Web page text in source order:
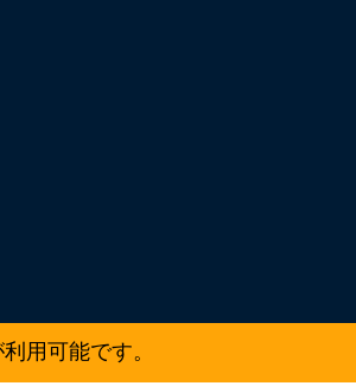
用可能です。